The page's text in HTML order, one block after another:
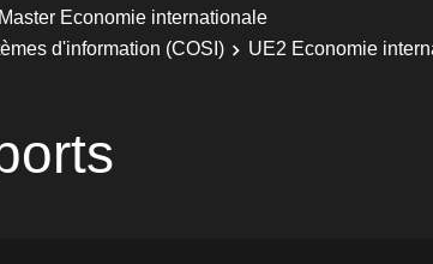
Master Economie internationale
d'information (COSI)
UE2 Economie